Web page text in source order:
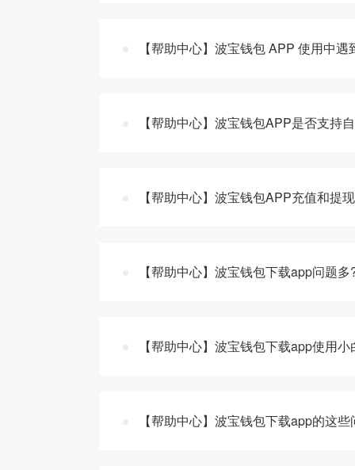
【帮助中心】波宝钱包 APP 使用中
【帮助中心】波宝钱包APP是否支持
【帮助中心】波宝钱包APP充值和提
【帮助中心】波宝钱包下载app问题
【帮助中心】波宝钱包下载app使用
【帮助中心】波宝钱包下载app的这